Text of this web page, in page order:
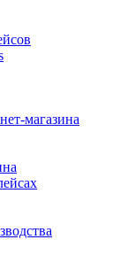
магазина